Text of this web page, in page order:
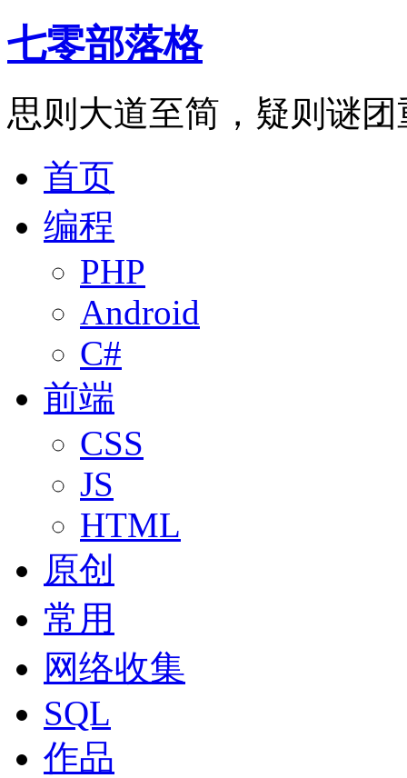
七零部落格
思则大道至简，疑则谜团
首页
编程
PHP
Android
C#
前端
CSS
JS
HTML
原创
常用
网络收集
SQL
作品